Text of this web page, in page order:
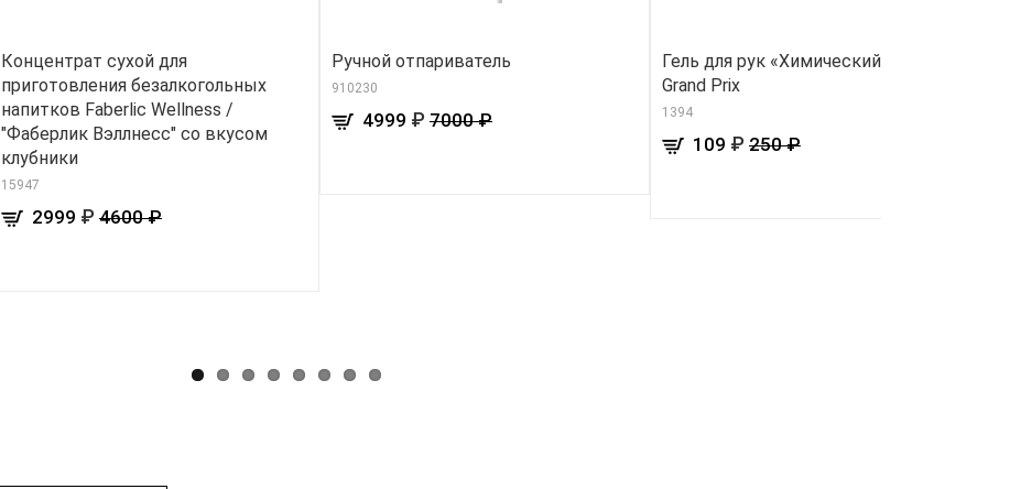
Концентрат сухой для
приготовления безалкогольных
напитков Faberlic Wellness /
"Фаберлик Вэллнесс" со вкусом
клубники
15947
2999 ₽ 4600 ₽
Ручной отпариватель
910230
4999 ₽ 7000 ₽
Гель для рук «Химический пилинг»
Grand Prix
1394
109 ₽ 250 ₽